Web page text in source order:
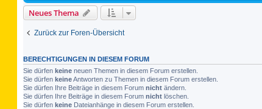
Neues Thema
Zurück zur Foren-Übersicht
BERECHTIGUNGEN IN DIESEM FORUM
Sie dürfen keine neuen Themen in diesem Forum erstellen.
Sie dürfen keineAntworten zu Themen in diesem Forum erstellen.
Sie dürfen Ihre Beiträge in diesem Forum nicht ändern.
Sie dürfen Ihre Beiträge in diesem Forum nicht löschen.
Sie dürfen keine Dateianhänge in diesem Forum erstellen.